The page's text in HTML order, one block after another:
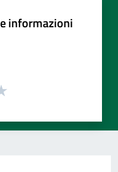
informazioni